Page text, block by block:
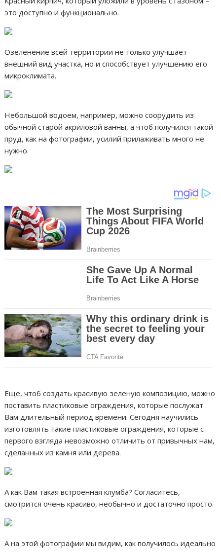
это доступно и функционально.
Озеленение всей территории не только улучшает
внешний вид участка, но и способствует улучшению его
микроклимата.
Небольшой водоем, например, можно соорудить из
обычной старой акриловой ванны, а чтоб получился такой
пруд, как на фотографии, усилий прилаживать много не
нужно.
Еще, чтоб создать красивую зеленую композицию, можно
поставить пластиковые ограждения, которые послужат
Вам длительный период времени. Сегодня научились
изготовлять такие пластиковые ограждения, которые с
первого взгляда невозможно отличить от привычных нам,
сделанных из камня или дерева.
А как Вам такая встроенная клумба? Согласитесь,
смотрится очень красиво, необычно и достаточно просто.
А на этой фотографии мы видим, как получилось идеально